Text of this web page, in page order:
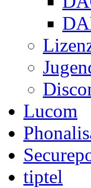
Lucom
tiptel